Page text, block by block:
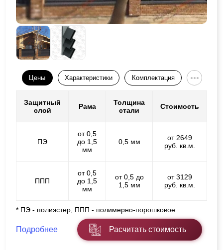
Цены Характеристики Комплектация
Защитный
слой
Рама
Толщина
стали
Стоимость
ПЭ
от 0,5
до 1,5
мм
0,5 мм
от 2649
руб. кв.м.
ППП
от 0,5
до 1,5
мм
от 0,5 до
1,5 мм
от 3129
руб. кв.м.
* ПЭ - полиэстер, ППП - полимерно-порошковое
Подробнее Расчитать стоимость